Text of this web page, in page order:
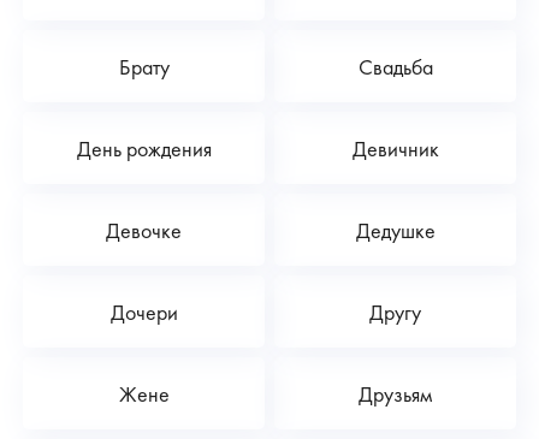
Брату Свадьба
День рождения Девичник
Девочке Дедушке
Дочери Другу
Жене Друзьям